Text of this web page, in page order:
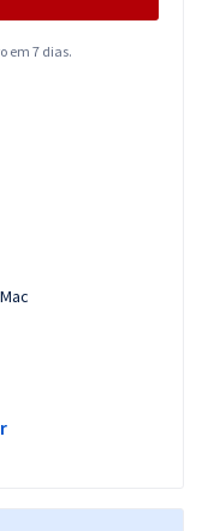
em 7 dias.